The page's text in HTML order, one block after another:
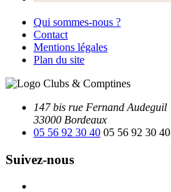
Qui sommes-nous ?
Contact
Mentions légales
Plan du site
147 bis rue Fernand Audeguil
33000 Bordeaux
05 56 92 30 40 05 56 92 30 40
Suivez-nous